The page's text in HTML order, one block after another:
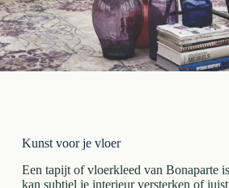
Kunst voor je vloer
Een tapijt of vloerkleed van Bonaparte
kan subtiel je interieur versterken of